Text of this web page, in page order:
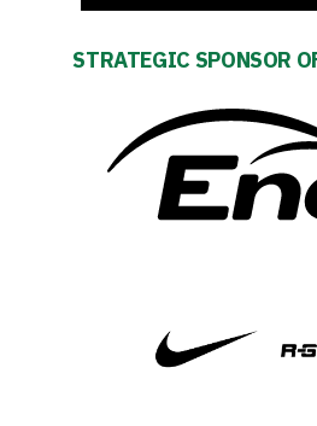
Table
schedule
STRATEGIC SPONSOR